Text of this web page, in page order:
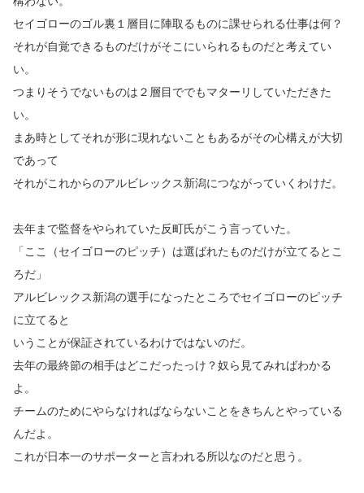
セイゴローのゴル裏１層目に陣取るものに課せられる仕事は何？
それが自覚できるものだけがそこにいられるものだと考えてい
い。
つまりそうでないものは２層目ででもマターリしていただきた
い。
まあ時としてそれが形に現れないこともあるがその心構えが大切
であって
それがこれからのアルビレックス新潟につながっていくわけだ。
去年まで監督をやられていた反町氏がこう言っていた。
「ここ（セイゴローのピッチ）は選ばれたものだけが立てるとこ
ろだ」
アルビレックス新潟の選手になったところでセイゴローのピッチ
に立てると
いうことが保証されているわけではないのだ。
去年の最終節の相手はどこだったっけ？奴ら見てみればわかる
よ。
チームのためにやらなければならないことをきちんとやっている
んだよ。
これが日本一のサポーターと言われる所以なのだと思う。